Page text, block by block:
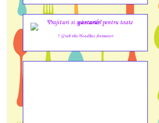
↑ Grab this Headline Animator